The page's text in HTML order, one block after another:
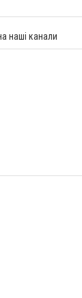
наші канали